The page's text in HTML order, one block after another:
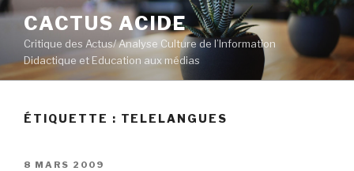
Aller
contenu
principal
CACTUS ACIDE
Critique des Actus/ Analyse Culture de l’Information
Didactique et Education aux médias
ÉTIQUETTE : TELELANGUES
PUBLIÉ
8 MARS 2009